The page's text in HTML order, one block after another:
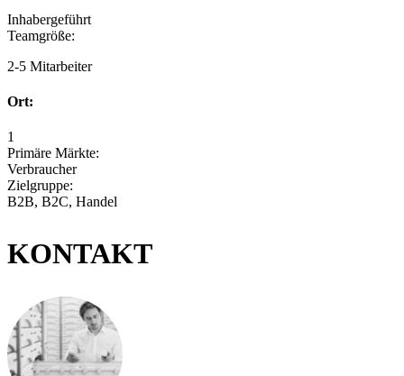
Inhabergeführt
Teamgröße:
2-5 Mitarbeiter
Ort:
1
Primäre Märkte:
Verbraucher
Zielgruppe:
B2B, B2C, Handel
KONTAKT